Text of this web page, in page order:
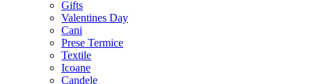
Gifts
Valentines Day
Cani
Prese Termice
Textile
Icoane
Candele